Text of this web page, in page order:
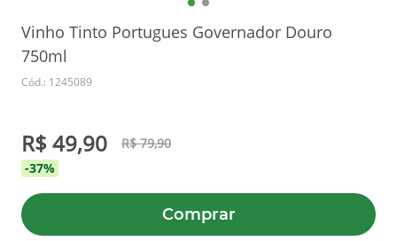
Vinho Tinto Portugues Governador Douro
750ml
Cód.: 1245089
R$ 49,90
R$ 79,90
-37%
Comprar